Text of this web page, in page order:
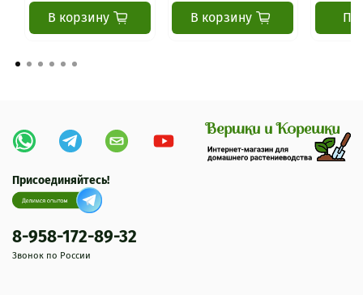
В корзину В корзину
Присоединяйтесь!
8-958-172-89-32
Звонок по России